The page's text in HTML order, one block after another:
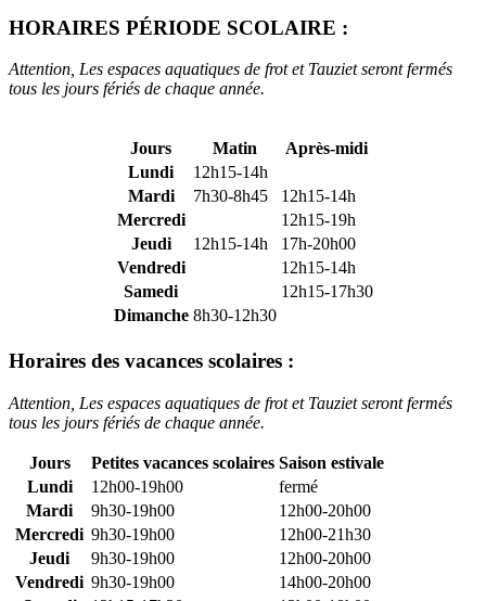
HORAIRES PÉRIODE SCOLAIRE :
Attention, Les espaces aquatiques de frot et Tauziet seront fermés
tous les jours fériés de chaque année.
Jours Matin
Après-midi
Lundi
12h15-14h
Mardi
7h30-8h45
12h15-14h
Mercredi
12h15-19h
Jeudi
12h15-14h
17h-20h00
Vendredi
12h15-14h
Samedi
12h15-17h30
Dimanche 8h30-12h30
Horaires des vacances scolaires :
Attention, Les espaces aquatiques de frot et Tauziet seront fermés
tous les jours fériés de chaque année.
Jours Petites vacances scolaires Saison estivale
Lundi
12h00-19h00
fermé
Mardi
9h30-19h00
12h00-20h00
Mercredi 9h30-19h00
12h00-21h30
Jeudi
9h30-19h00
12h00-20h00
Vendredi 9h30-19h00
14h00-20h00